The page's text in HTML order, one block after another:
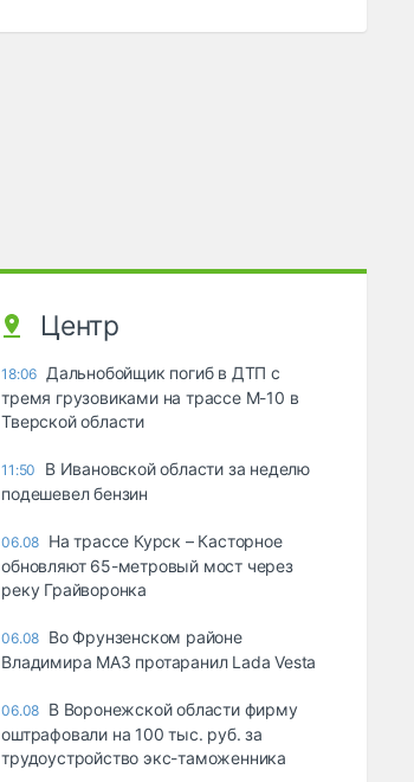
Центр
18:06 Дальнобойщик погиб в ДТП с
тремя грузовиками на трассе М-10 в
Тверской области
11:50
В Ивановской области за неделю
подешевел бензин
06.08 На трассе Курск – Касторное
обновляют 65-метровый мост через
реку Грайворонка
06.08 Во Фрунзенском районе
Владимира МАЗ протаранил Lada Vesta
06.08 В Воронежской области фирму
оштрафовали на 100 тыс. руб. за
трудоустройство экс-таможенника